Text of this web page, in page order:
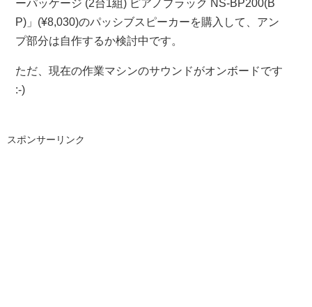
ーパッケージ (2台1組) ピアノブラック NS-BP200(B
P)」(¥8,030)のパッシブスピーカーを購入して、アン
プ部分は自作するか検討中です。
ただ、現在の作業マシンのサウンドがオンボードです
:-)
スポンサーリンク